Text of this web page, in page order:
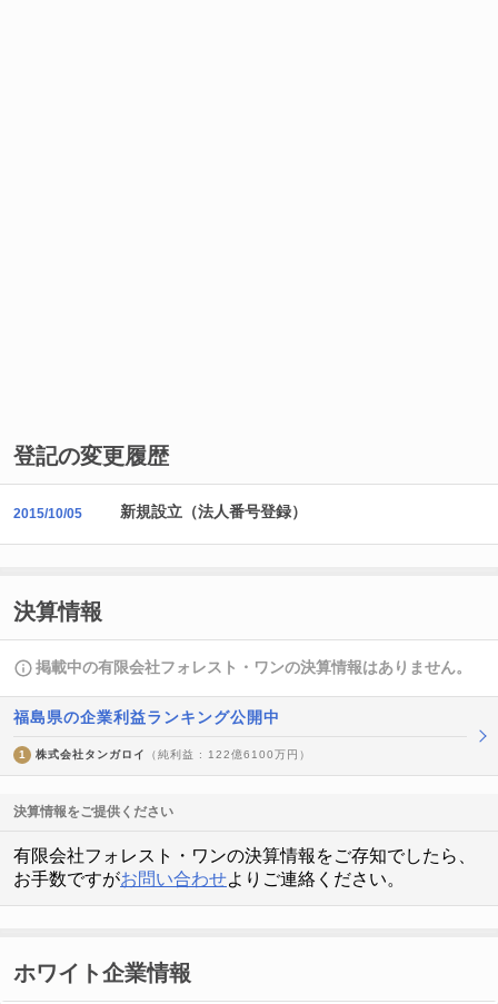
登記の変更履歴
2015/10/05 新規設立（法人番号登録）
決算情報
掲載中の有限会社フォレスト・ワンの決算情報はありません。
福島県の企業利益ランキング公開中
1 株式会社タンガロイ （純利益 : 122億6100万円）
決算情報をご提供ください
有限会社フォレスト・ワンの決算情報をご存知でしたら、
お手数ですがお問い合わせよりご連絡ください。
ホワイト企業情報